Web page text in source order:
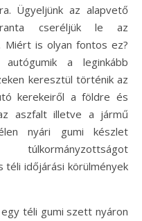
Ügyeljünk az alapvető
cseréljük le az
Miért is olyan fontos ez?
a leginkább
keresztül történik az
kerekeiről a földre és
aszfalt illetve a jármű
nyári gumi készlet
időjárási körülmények
téli gumi szett nyáron